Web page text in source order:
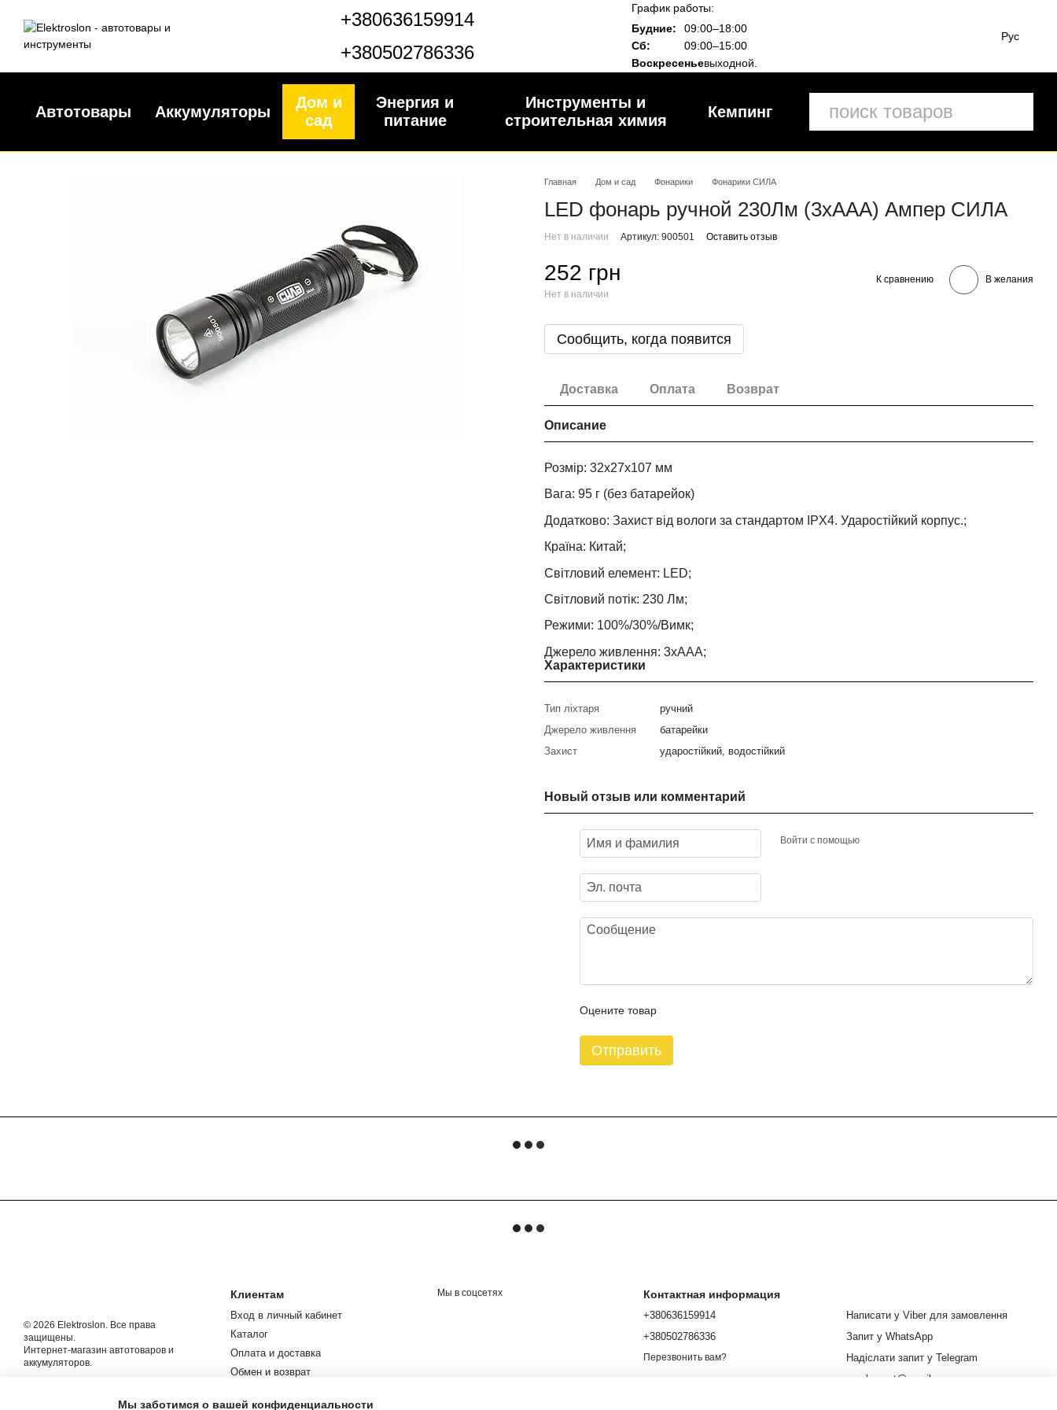
+380636159914
+380502786336
График работы:
Будние:
09:00–18:00
Сб:
09:00–15:00
Воскресеньевыходной.
Рус
Автотовары Аккумуляторы
Дом и
сад
Энергия и
питание
Инструменты и
строительная химия
Кемпинг
Главная Дом и сад Фонарики Фонарики СИЛА
LED фонарь ручной 230Лм (3хААА) Ампер СИЛА
Нет в наличии Артикул: 900501 Оставить отзыв
252 грн
Нет в наличии
К сравнению В желания
Сообщить, когда появится
Доставка Оплата Возврат
Описание
Розмір: 32х27х107 мм
Вага: 95 г (без батарейок)
Додатково: Захист від вологи за стандартом IPX4. Ударостійкий корпус.;
Країна: Китай;
Світловий елемент: LED;
Світловий потік: 230 Лм;
Режими: 100%/30%/Вимк;
Джерело живлення: 3хААА;
Характеристики
Тип ліхтаря
ручний
Джерело живлення
батарейки
Захист
ударостійкий, водостійкий
Новый отзыв или комментарий
Войти с помощью
Оцените товар
Отправить
© 2026 Elektroslon. Все права
защищены.
Интернет-магазин автотоваров и
аккумуляторов.
Клиентам
Вход в личный кабинет
Каталог
Оплата и доставка
Обмен и возврат
Мы в соцсетях Контактная информация
+380636159914
+380502786336
Перезвонить вам?
Написати у Viber для замовлення
Запит у WhatsApp
Надіслати запит у Telegram
euroleopart@gmail.com
Мы заботимся о вашей конфиденциальности